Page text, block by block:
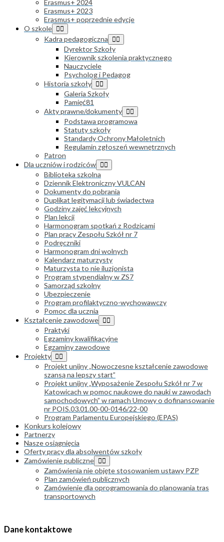
Erasmus+ 2024
Erasmus+ 2023
Erasmus+ poprzednie edycje
O szkole
Kadra pedagogiczna
Dyrektor Szkoły
Kierownik szkolenia praktycznego
Nauczyciele
Psycholog i Pedagog
Historia szkoły
Galeria Szkoły
Pamięć81
Akty prawne/dokumenty
Podstawa programowa
Statuty szkoły
Standardy Ochrony Małoletnich
Regulamin zgłoszeń wewnętrznych
Patron
Dla uczniów i rodziców
Biblioteka szkolna
Dziennik Elektroniczny VULCAN
Dokumenty do pobrania
Duplikat legitymacji lub świadectwa
Godziny zajęć lekcyjnych
Plan lekcji
Harmonogram spotkań z Rodzicami
Plan pracy Zespołu Szkół nr 7
Podręczniki
Harmonogram dni wolnych
Kalendarz maturzysty
Maturzysta to nie iluzjonista
Program stypendialny w ZS7
Samorząd szkolny
Ubezpieczenie
Program profilaktyczno-wychowawczy
Pomoc dla ucznia
Kształcenie zawodowe
Praktyki
Egzaminy kwalifikacyjne
Egzaminy zawodowe
Projekty
Projekt unijny „Nowoczesne kształcenie zawodowe
szansą na lepszy start”
Projekt unijny „Wyposażenie Zespołu Szkół nr 7 w
Katowicach w pomoc naukowe do nauki w zawodach
samochodowych” w ramach Umowy o dofinansowanie
nr POIS.03.01.00-00-0146/22-00
Program Parlamentu Europejskiego (EPAS)
Konkurs kolejowy
Partnerzy
Nasze osiągnięcia
Oferty pracy dla absolwentów szkoły
Zamówienie publiczne
Zamówienia nie objęte stosowaniem ustawy PZP
Plan zamówień publicznych
Zamówienie dla oprogramowania do planowania tras
transportowych
Dane kontaktowe